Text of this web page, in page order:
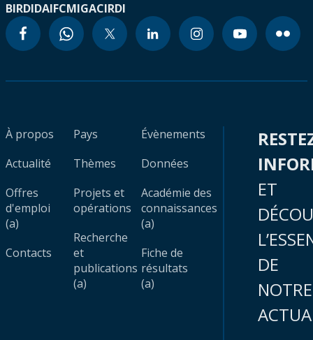
BIRDIDAIFCMIGACIRDI
À propos
Actualité
Offres
d'emploi
(a)
Contacts
Pays
Thèmes
Projets et
opérations
Recherche
et
publications
(a)
Évènements
Données
Académie des
connaissances
(a)
Fiche de
résultats
(a)
ET
DE
NOTRE